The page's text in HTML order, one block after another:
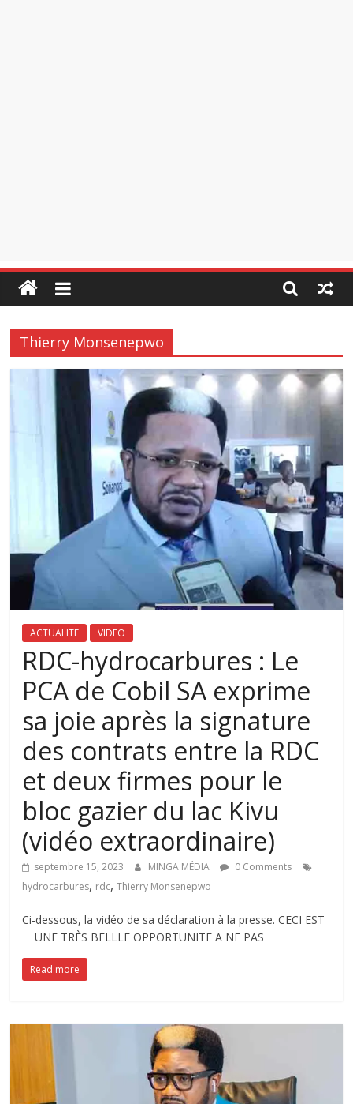
Thierry Monsenepwo
ACTUALITE VIDEO
RDC-hydrocarbures : Le
PCA de Cobil SA exprime
sa joie après la signature
des contrats entre la RDC
et deux firmes pour le
bloc gazier du lac Kivu
(vidéo extraordinaire)
septembre 15, 2023 MINGA MÉDIA
0 Comments
hydrocarbures, rdc,Thierry Monsenepwo
Ci-dessous, la vidéo de sa déclaration à la presse. CECI EST
UNE TRÈS BELLLE OPPORTUNITE A NE PAS
Read more